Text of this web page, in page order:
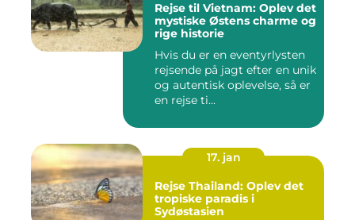
Rejse til Vietnam: Oplev det
mystiske Østens charme og
rige historie
Hvis du er en eventyrlysten
rejsende på jagt efter en unik
og autentisk oplevelse, så er
en rejse ti...
17. jan
Rejse Thailand: Oplev det
tropiske paradis i
Sydøstasien